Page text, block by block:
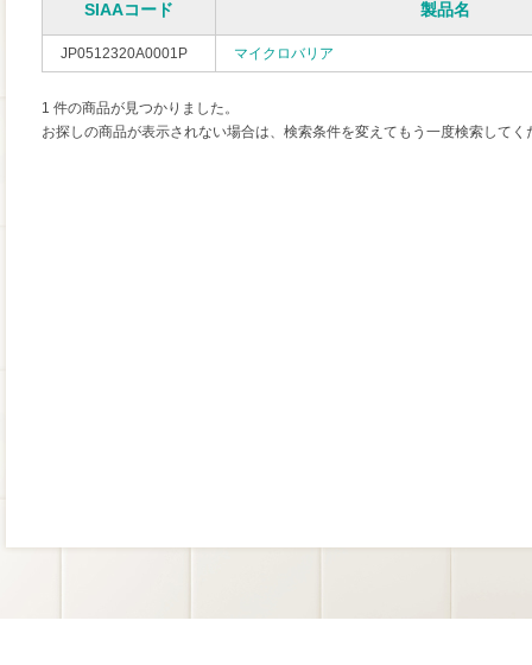
SIAAコード 製品名
JP0512320A0001P マイクロバリア
1 件の商品が見つかりました。
お探しの商品が表示されない場合は、検索条件を変えてもう一度検索してく